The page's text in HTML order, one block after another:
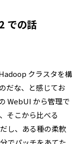
での話
クラスタを構
だな、と感じてお
WebUI から管理で
そこから比べる
し、ある種の柔軟